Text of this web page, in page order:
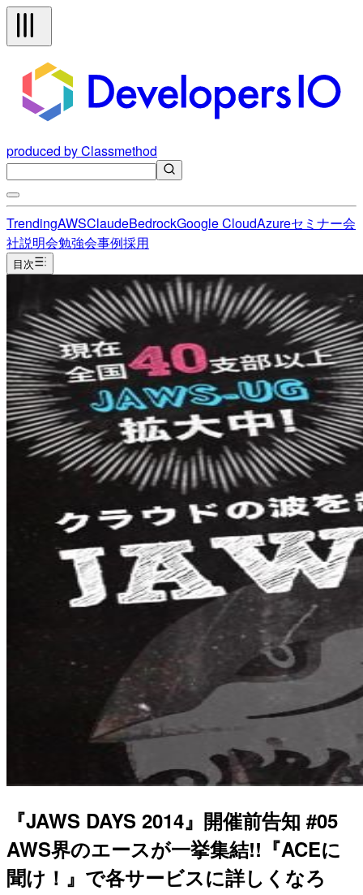
produced by Classmethod
TrendingAWSClaudeBedrockGoogle CloudAzureセミナー会
社説明会勉強会事例採用
目次
『JAWS DAYS 2014』開催前告知 #05
AWS界のエースが一挙集結!!『ACEに
聞け！』で各サービスに詳しくなろ